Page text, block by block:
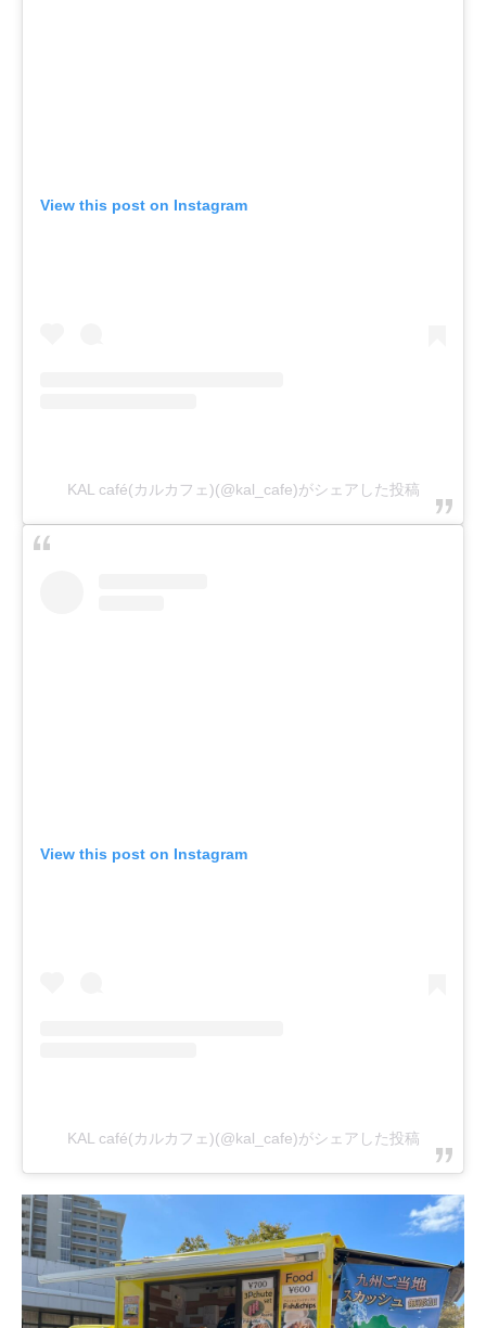
View this post on Instagram
KAL café(カルカフェ)(@kal_cafe)がシェアした投稿
View this post on Instagram
KAL café(カルカフェ)(@kal_cafe)がシェアした投稿